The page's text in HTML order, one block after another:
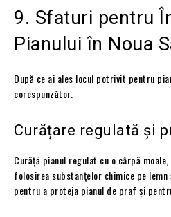
9. Sfaturi pentru
Pianului în Noua
După ce ai ales locul potrivit pentru
corespunzător.
Curățare regulată și
Curăță pianul regulat cu o cârpă
folosirea substanțelor chimice pe lemn
pentru a proteja pianul de praf și